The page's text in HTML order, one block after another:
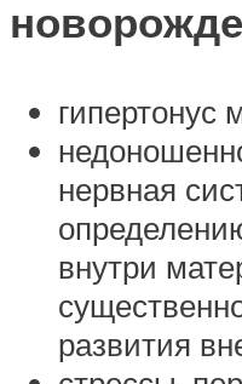
гипертонус
нервная
внутри
развития